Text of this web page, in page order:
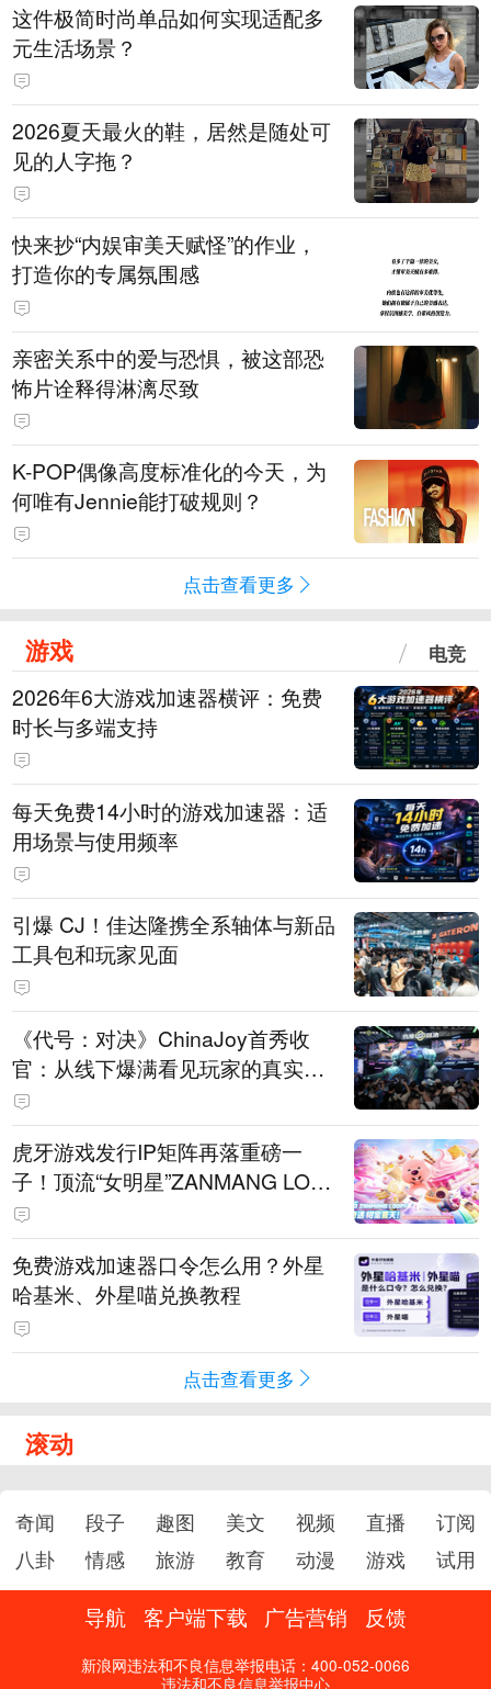
这件极简时尚单品如何实现适配多
元生活场景？
2026夏天最火的鞋，居然是随处可
见的人字拖？
快来抄“内娱审美天赋怪”的作业，
打造你的专属氛围感
亲密关系中的爱与恐惧，被这部恐
怖片诠释得淋漓尽致
K-POP偶像高度标准化的今天，为
何唯有Jennie能打破规则？
点击查看更多
游戏 电竞
2026年6大游戏加速器横评：免费
时长与多端支持
每天免费14小时的游戏加速器：适
用场景与使用频率
引爆 CJ！佳达隆携全系轴体与新品
工具包和玩家见面
《代号：对决》ChinaJoy首秀收
官：从线下爆满看见玩家的真实期
待
虎牙游戏发行IP矩阵再落重磅一
子！顶流“女明星”ZANMANG LOO
PY 正版3D消除手游《消消奇遇》
惊喜曝光
免费游戏加速器口令怎么用？外星
哈基米、外星喵兑换教程
点击查看更多
滚动
奇闻 段子 趣图 美文 视频 直播
订阅
八卦
情感 旅游 教育 动漫 游戏 试用
导航 客户端下载 广告营销 反馈
新浪网违法和不良信息举报电话：400-052-0066
违法和不良信息举报中心